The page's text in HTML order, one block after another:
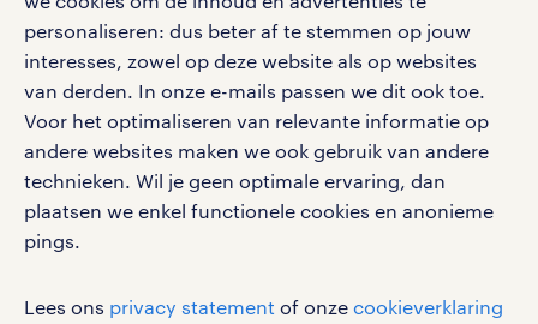
personaliseren: dus beter af te stemmen op jouw
interesses, zowel op deze website als op websites
van derden. In onze e-mails passen we dit ook toe.
Voor het optimaliseren van relevante informatie op
andere websites maken we ook gebruik van andere
technieken. Wil je geen optimale ervaring, dan
plaatsen we enkel functionele cookies en anonieme
pings.
Lees ons privacy statement of onze cookieverklaring
vacatures, solliciteren en inspiratie.
werken bij randstad
gebruikersvoorwaarden
privacystatement
cookies